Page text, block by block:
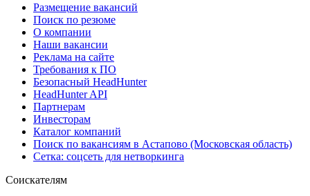
Размещение вакансий
Поиск по резюме
О компании
Наши вакансии
Реклама на сайте
Требования к ПО
Безопасный HeadHunter
HeadHunter API
Партнерам
Инвесторам
Каталог компаний
Поиск по вакансиям в Астапово (Московская область)
Сетка: соцсеть для нетворкинга
Соискателям